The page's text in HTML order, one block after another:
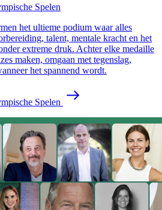
Spelen
het ultieme podium waar alles
talent, mentale kracht en het
extreme druk. Achter elke medaille
maken, omgaan met tegenslag,
het spannend wordt.
Spelen